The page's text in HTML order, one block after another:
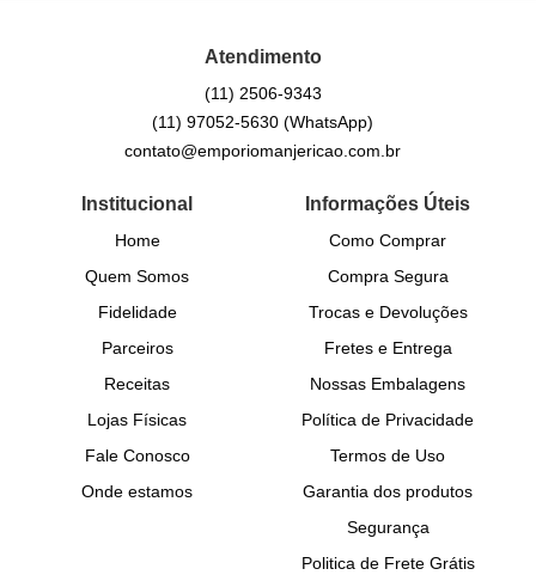
Atendimento
(11) 2506-9343
(11) 97052-5630(WhatsApp)
contato@emporiomanjericao.com.br
Institucional
Home
Quem Somos
Fidelidade
Parceiros
Receitas
Lojas Físicas
Fale Conosco
Onde estamos
Informações Úteis
Como Comprar
Compra Segura
Trocas e Devoluções
Fretes e Entrega
Nossas Embalagens
Política de Privacidade
Termos de Uso
Garantia dos produtos
Segurança
Politica de Frete Grátis